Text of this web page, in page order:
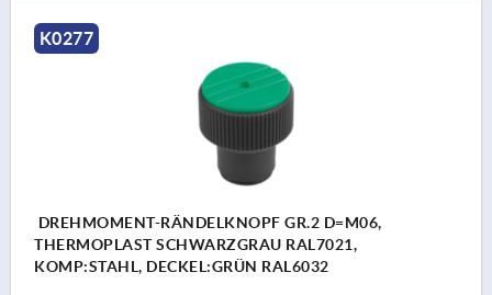
K0277
DREHMOMENT-RÄNDELKNOPF GR.2 D=M06,
THERMOPLAST SCHWARZGRAU RAL7021,
KOMP:STAHL, DECKEL:GRÜN RAL6032